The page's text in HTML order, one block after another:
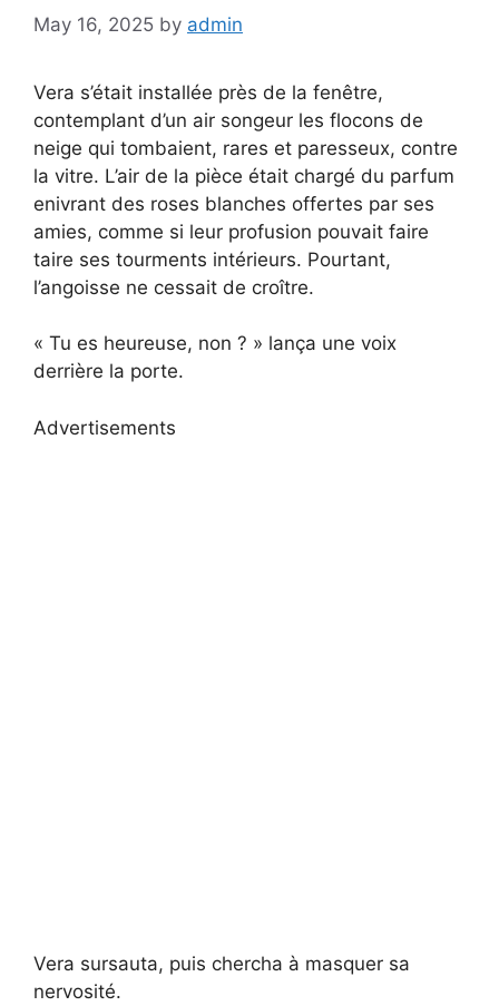
May 16, 2025 by admin
Vera s’était installée près de la fenêtre,
contemplant d’un air songeur les flocons de
neige qui tombaient, rares et paresseux, contre
la vitre. L’air de la pièce était chargé du parfum
enivrant des roses blanches offertes par ses
amies, comme si leur profusion pouvait faire
taire ses tourments intérieurs. Pourtant,
l’angoisse ne cessait de croître.
« Tu es heureuse, non ? » lança une voix
derrière la porte.
Advertisements
Vera sursauta, puis chercha à masquer sa
nervosité.